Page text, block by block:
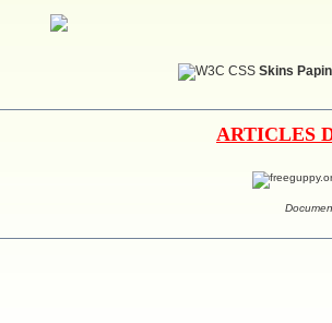
Skins
ARTICLES